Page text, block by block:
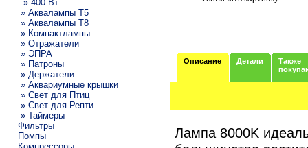
» 400 Вт
» Аквалампы T5
» Аквалампы T8
» Компактлампы
» Отражатели
» ЭПРА
» Патроны
» Держатели
» Аквариумные крышки
» Свет для Птиц
» Свет для Репти
» Таймеры
Фильтры
Помпы
Описание Детали
Также
Лампа 8000K